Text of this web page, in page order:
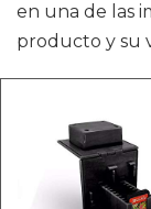
en una de las
producto y su